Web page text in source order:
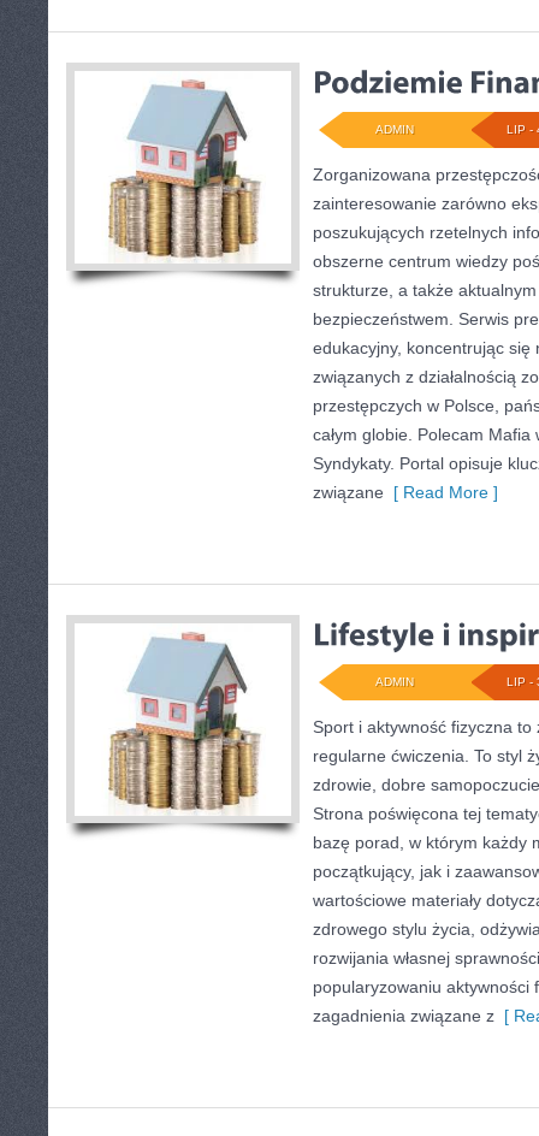
LIP -
ADMIN
Zorganizowana
zainteresowanie zarówno
poszukujących rzetelnych
obszerne centrum wiedzy
strukturze, a także
bezpieczeństwem. Serwis
edukacyjny, koncentrując się
związanych z działalnością
przestępczych w Polsce,
całym globie. Polecam
Syndykaty. Portal opisuje
związane [ Read More ]
LIP -
ADMIN
Sport i aktywność fizyczna
regularne ćwiczenia. To styl
zdrowie, dobre
Strona poświęcona tej
bazę porad, w którym każdy
początkujący, jak i
wartościowe materiały
zdrowego stylu życia,
rozwijania własnej
popularyzowaniu aktywności
zagadnienia związane z [